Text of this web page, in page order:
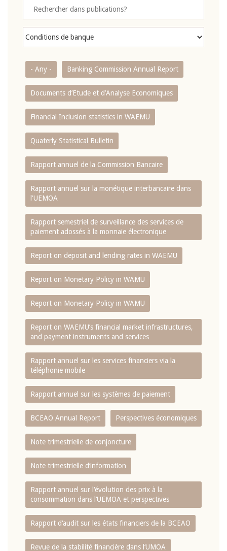
- Any - Banking Commission Annual Report
Documents d’Etude et d’Analyse Economiques
Financial Inclusion statistics in WAEMU
Quaterly Statistical Bulletin
Rapport annuel de la Commission Bancaire
Rapport annuel sur la monétique interbancaire dans
l'UEMOA
Rapport semestriel de surveillance des services de
paiement adossés à la monnaie électronique
Report on deposit and lending rates in WAEMU
Report on Monetary Policy in WAMU
Report on Monetary Policy in WAMU
Report on WAEMU’s financial market infrastructures,
and payment instruments and services
Rapport annuel sur les services financiers via la
téléphonie mobile
Rapport annuel sur les systèmes de paiement
BCEAO Annual Report Perspectives économiques
Note trimestrielle de conjoncture
Note trimestrielle d‘information
Rapport annuel sur l‘évolution des prix à la
consommation dans l‘UEMOA et perspectives
Rapport d‘audit sur les états financiers de la BCEAO
Revue de la stabilité financière dans l‘UMOA